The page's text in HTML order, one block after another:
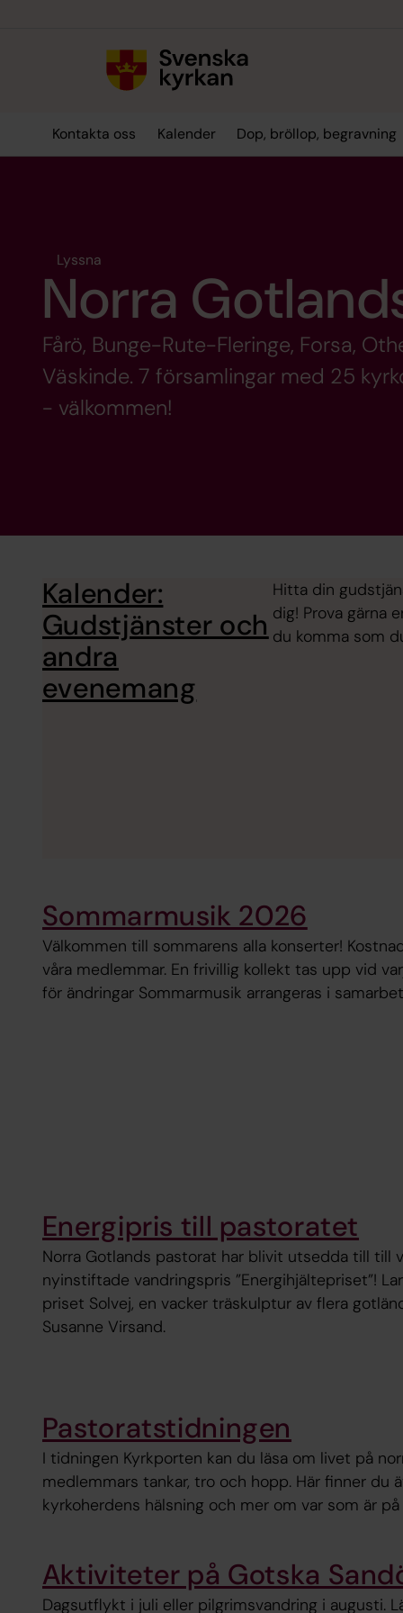
Kontakta oss Kalender Dop, bröllop, begravning
Lyssna
Norra
Fårö, Bunge-Rute-Fleringe, Forsa,
Väskinde. 7 församlingar med 25
- välkommen!
Kalender:
Gudstjänster och
andra
evenemang
Hitta din
dig! Prova gärna
du komma som
Sommarmusik 2026
Välkommen till sommarens alla konserter!
våra medlemmar. En frivillig kollekt tas upp vid
för ändringar Sommarmusik arrangeras i
Energipris till pastoratet
Norra Gotlands pastorat har blivit utsedda till till
nyinstiftade vandringspris ”Energihjältepriset”!
priset Solvej, en vacker träskulptur av flera
Susanne Virsand.
Pastoratstidningen
I tidningen Kyrkporten kan du läsa om livet på
medlemmars tankar, tro och hopp. Här finner du
kyrkoherdens hälsning och mer om var som är
Aktiviteter på Gotska
Dagsutflykt i juli eller pilgrimsvandring i augusti.